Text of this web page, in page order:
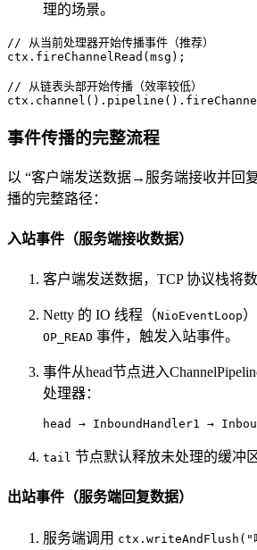
理的场景。
// 从当前处理器开始传播事件（推荐）
ctx.fireChannelRead(msg);
// 从链表头部开始传播（效率较低）
事件传播的完整流程
以 “客户端发送数据→服务端接收并回
播的完整路径：
入站事件（服务端接收数据）
客户端发送数据，TCP 协议栈将
Netty 的 IO 线程（NioEventLoop
OP_READ 事件，触发入站事件。
事件从head节点进入
处理器：
head → InboundHandler1 →
tail 节点默认释放未处理的缓冲
出站事件（服务端回复数据）
服务端调用 ctx.writeAndFlush("